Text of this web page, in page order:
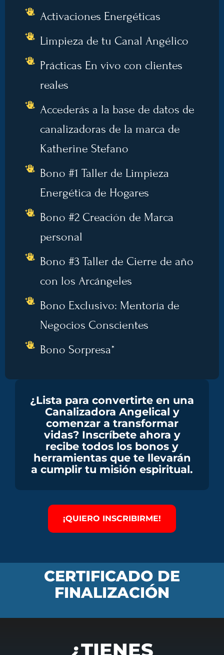
Activaciones Energéticas
Limpieza de tu Canal Angélico
Prácticas En vivo con clientes
reales
Accederás a la base de datos de
canalizadoras de la marca de
Katherine Stefano
Bono #1 Taller de Limpieza
Energética de Hogares
Bono #2 Creación de Marca
personal
Bono #3 Taller de Cierre de año
con los Arcángeles
Bono Exclusivo: Mentoría de
Negocios Conscientes
Bono Sorpresa*
¿Lista para convertirte en una
Canalizadora Angelical y
comenzar a transformar
vidas? Inscríbete ahora y
recibe todos los bonos y
herramientas que te llevarán
a cumplir tu misión espiritual.
¡QUIERO INSCRIBIRME!
CERTIFICADO DE
FINALIZACIÓN
¿TIENES